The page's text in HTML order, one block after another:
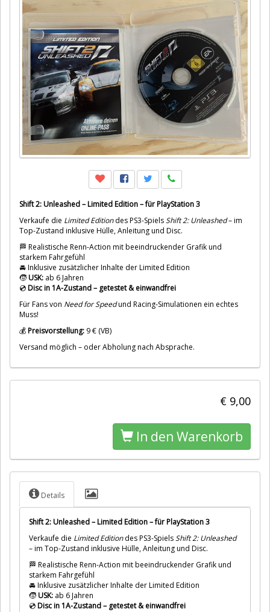
Shift 2: Unleashed – Limited Edition – für PlayStation 3
Verkaufe die Limited Editiondes PS3-SpielsShift 2: Unleashed– im
Top-Zustand inklusive Hülle, Anleitung und Disc.
🏁 Realistische Renn-Action mit beeindruckender Grafik und
starkem Fahrgefühl
🚘 Inklusive zusätzlicher Inhalte der Limited Edition
🧒USK: ab 6 Jahren
💿Disc in 1A-Zustand – getestet & einwandfrei
Für Fans von Need for Speedund Racing-Simulationen ein echtes
Muss!
💰Preisvorstellung: 9 € (VB)
Versand möglich – oder Abholung nach Absprache.
€ 9,00
In den Warenkorb
Details
Shift 2: Unleashed – Limited Edition – für PlayStation 3
Verkaufe die Limited Editiondes PS3-SpielsShift 2: Unleashed
– im Top-Zustand inklusive Hülle, Anleitung und Disc.
🏁 Realistische Renn-Action mit beeindruckender Grafik und
starkem Fahrgefühl
🚘 Inklusive zusätzlicher Inhalte der Limited Edition
🧒USK: ab 6 Jahren
💿Disc in 1A-Zustand – getestet & einwandfrei